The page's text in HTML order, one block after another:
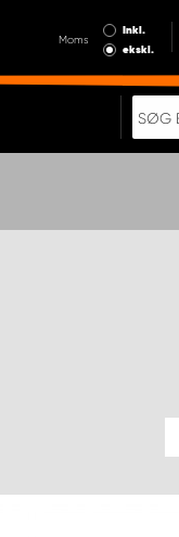
Moms
Inkl.
ekskl.